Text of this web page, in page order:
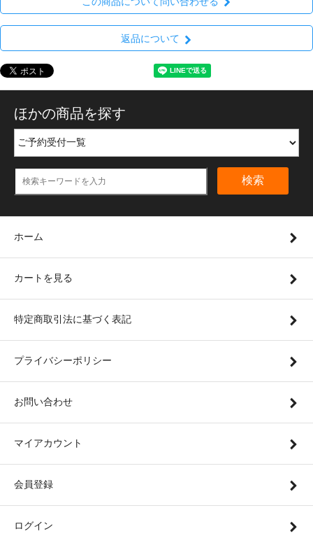
返品について
ほかの商品を探す
検索
ホーム
カートを見る
特定商取引法に基づく表記
プライバシーポリシー
お問い合わせ
マイアカウント
会員登録
ログイン